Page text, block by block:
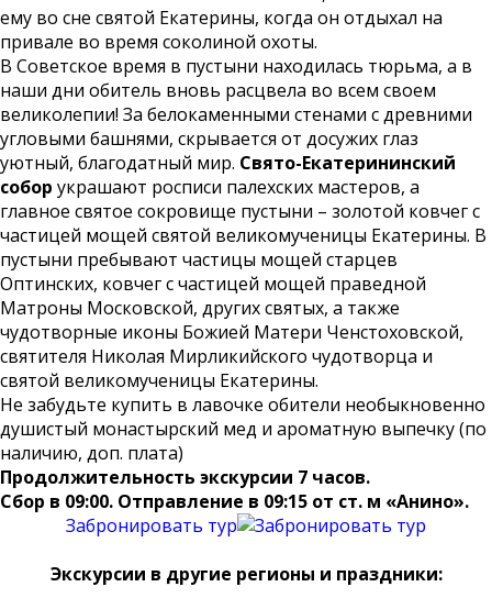
ему во сне святой Екатерины, когда он отдыхал на
привале во время соколиной охоты.
В Советское время в пустыни находилась тюрьма, а в
наши дни обитель вновь расцвела во всем своем
великолепии! За белокаменными стенами с древними
угловыми башнями, скрывается от досужих глаз
уютный, благодатный мир. Свято-Екатерининский
собор украшают росписи палехских мастеров, а
главное святое сокровище пустыни – золотой ковчег с
частицей мощей святой великомученицы Екатерины. В
пустыни пребывают частицы мощей старцев
Оптинских, ковчег с частицей мощей праведной
Матроны Московской, других святых, а также
чудотворные иконы Божией Матери Ченстоховской,
святителя Николая Мирликийского чудотворца и
святой великомученицы Екатерины.
Не забудьте купить в лавочке обители необыкновенно
душистый монастырский мед и ароматную выпечку (по
наличию, доп. плата)
Продолжительность экскурсии 7 часов.
Сбор в 09:00. Отправление в 09:15 от ст. м «Анино».
Забронировать тур
Экскурсии в другие регионы и праздники: